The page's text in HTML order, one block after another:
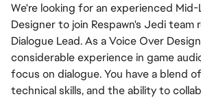
We're looking for an experienced
Designer to join Respawn's Jedi
Dialogue Lead. As a Voice Over
considerable experience in game
focus on dialogue. You have a blend
technical skills, and the ability to